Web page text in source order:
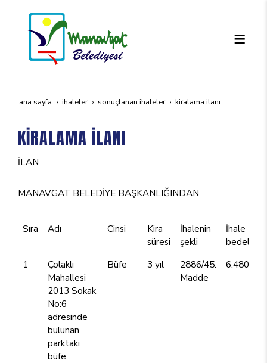
ana sayfa i̇haleler sonuçlanan i̇haleler ki̇ralama i̇lani
KİRALAMA İLANI
İLAN
MANAVGAT BELEDİYE BAŞKANLIĞINDAN
Sıra Adı Cinsi
Kira
süresi
İhalenin
şekli
İhale
bedeli
1
Çolaklı
Mahallesi
2013 Sokak
No:6
adresinde
bulunan
parktaki
büfe
Büfe 3 yıl
2886/45.
Madde
6.480,00